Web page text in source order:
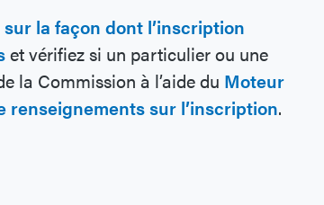
la façon dont l’inscription
et vérifiez si un particulier ou une
la Commission à l’aide du Moteur
renseignements sur l’inscription.